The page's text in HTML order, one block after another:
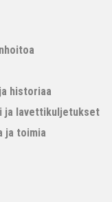
historiaa
ja lavettikuljetukset
ja toimia